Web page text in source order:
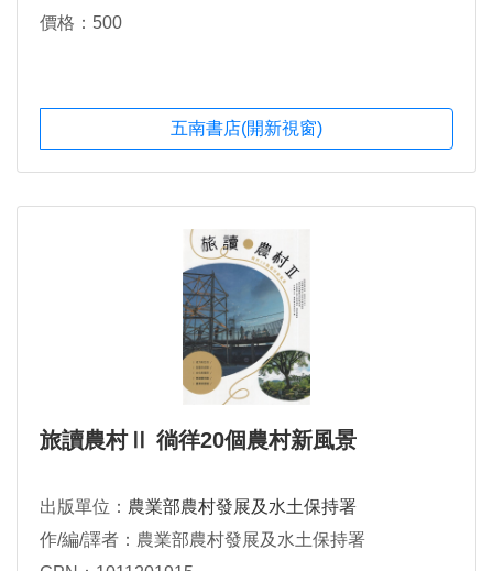
價格：500
五南書店(開新視窗)
旅讀農村Ⅱ 徜徉20個農村新風景
出版單位： 農業部農村發展及水土保持署
作/編/譯者：農業部農村發展及水土保持署